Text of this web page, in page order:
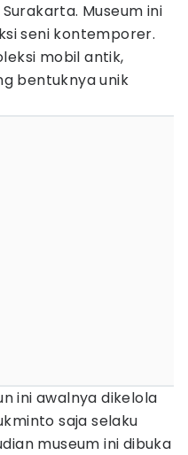
Museum ini
seni kontemporer.
mobil antik,
bentuknya unik
ini awalnya dikelola
saja selaku
museum ini dibuka